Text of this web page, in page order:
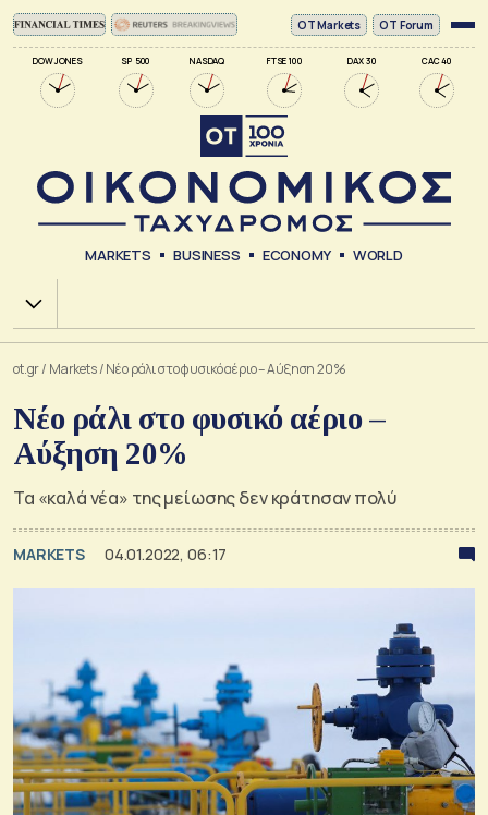
DOW JONES SP 500 NASDAQ FTSE 100 DAX 30 CAC 40
ΟΤ Markets OT Forum
MARKETS BUSINESS ECONOMY WORLD
Χ.Α.
ot.gr/ Markets/Νέο ράλι στο φυσικό αέριο – Αύξηση 20%
Νέο ράλι στο φυσικό αέριο –
Αύξηση 20%
Τα «καλά νέα» της μείωσης δεν κράτησαν πολύ
MARKETS 04.01.2022, 06:17